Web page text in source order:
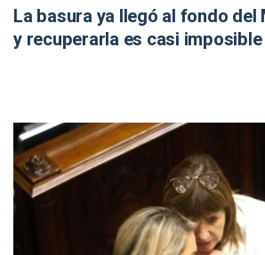
La basura ya llegó al fondo del
y recuperarla es casi imposible